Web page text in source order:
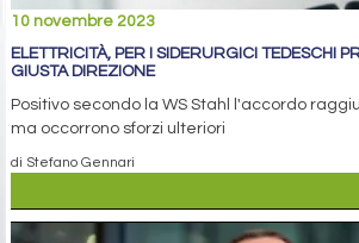
10 novembre 2023
ELETTRICITÀ, PER I SIDERURGICI TEDESCHI
GIUSTA DIREZIONE
Positivo secondo la WS Stahl l'accordo
ma occorrono sforzi ulteriori
di Stefano Gennari